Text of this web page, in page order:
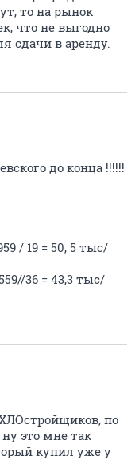
то на рынок
что не выгодно
сдачи в аренду.
до конца !!!!!!
/ 19 = 50, 5 тыс/
36 = 43,3 тыс/
по
это мне так
купил уже у